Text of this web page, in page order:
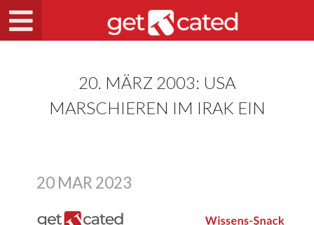
20. MÄRZ 2003: USA
MARSCHIEREN IM IRAK EIN
20 MAR 2023